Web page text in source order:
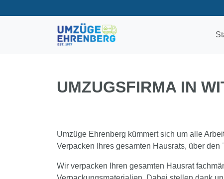
UMZUGSFIRMA IN
Umzüge Ehrenberg kümmert sich um alle
Verpacken Ihres gesamten Hausrats, über
Wir verpacken Ihren gesamten Hausrat